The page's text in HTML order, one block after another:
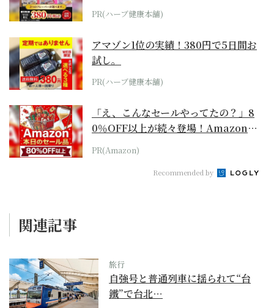
PR(ハーブ健康本舗)
アマゾン1位の実績！380円で5日間お
試し。
PR(ハーブ健康本舗)
「え、こんなセールやってたの？」8
0％OFF以上が続々登場！Amazonの
本気が...
PR(Amazon)
Recommended by
関連記事
旅行
自強号と普通列車に揺られて“台
鐵”で台北…